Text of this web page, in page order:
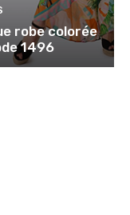
robe colorée
1496